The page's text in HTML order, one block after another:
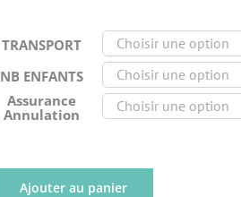
TRANSPORT
NB ENFANTS
Assurance
Annulation
Ajouter au panier